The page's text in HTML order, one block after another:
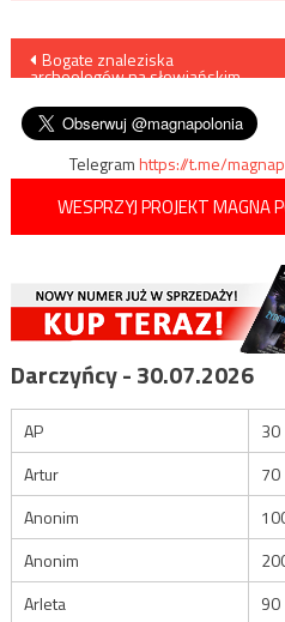
Nawigacja
wpisu
Bogate znaleziska
archeologów na słowiańskim
Telegramhttps://t.me/
WESPRZYJ PROJEKT MAGNA
Darczyńcy - 30.07.2026
AP
30
Artur
70
Anonim
Anonim
Arleta
90